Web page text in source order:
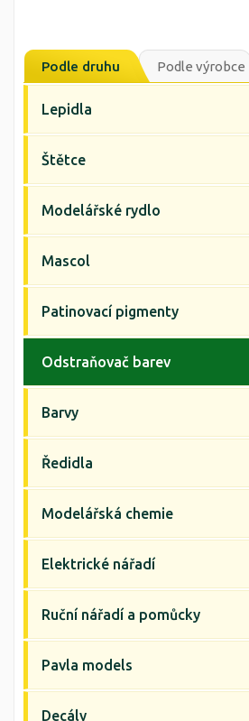
Podle druhu Podle výrobce
Lepidla
Štětce
Modelářské rydlo
Mascol
Patinovací pigmenty
Odstraňovač barev
Barvy
Ředidla
Modelářská chemie
Elektrické nářadí
Ruční nářadí a pomůcky
Pavla models
Decály